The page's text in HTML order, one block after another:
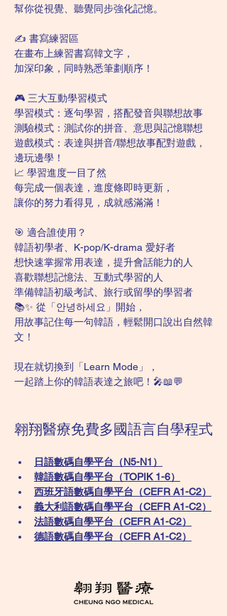
幫你從視覺、聽覺同步強化記憶。
✍️ 書寫練習區
在畫布上練習書寫韓文字，
加深印象，同時熟悉筆劃順序！
🎮 三大互動學習模式
學習模式：逐句學習，搭配發音與聯想故事
測驗模式：測試你的拼音、意思與記憶聯想
遊戲模式：表達與拼音/聯想故事配對遊戲，
邊玩邊學！
📈 學習進度一目了然
每完成一個表達，進度條即時更新，
讓你的努力看得見，成就感滿滿！
🎯 適合誰使用？
韓語初學者、K-pop/K-drama 愛好者
想快速掌握常用表達，提升會話能力的人
喜歡聯想記憶法、互動式學習的人
準備韓語初級考試、旅行或留學的學習者
📚✨ 從「안녕하세요」開始，
用故事記住每一句韓語，輕鬆開口說出自然韓
文！
現在就切換到「Learn Mode」，
一起踏上你的韓語表達之旅吧！🎤📖💬
翱翔醫療免費多國語言自學程式
日語數碼自學平台（N5-N1）
韓語數碼自學平台​（TOPIK 1-6）
西班牙語數碼自學平台（CEFR A1-C2）
義大利語數碼自學平台（CEFR A1-C2）
法語數碼自學平台（CEFR A1-C2）
德語數碼自學平台（CEFR A1-C2）